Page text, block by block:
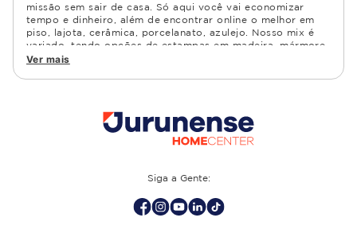
missão sem sair de casa. Só aqui você vai economizar
tempo e dinheiro, além de encontrar online o melhor em
piso, lajota, cerâmica, porcelanato, azulejo. Nosso mix é
variado, tendo opções de estampas em madeira, mármore,
granito, cimento, geométrico, e muito mais Confira as
cozinha, quarto, sala de estar.
Ver mais
Siga a Gente: